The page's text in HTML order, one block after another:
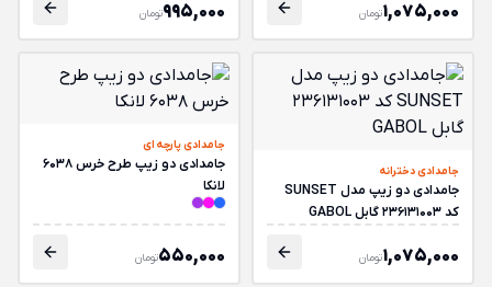
1,075,000تومان 995,000تومان
جامدادی دخترانه
جامدادی دو زیپ مدل SUNSET
کد 236131003 گابل GABOL
1,075,000تومان
جامدادی پارچه ای
جامدادی دو زیپ طرح خرس 6038
لانکا
550,000تومان